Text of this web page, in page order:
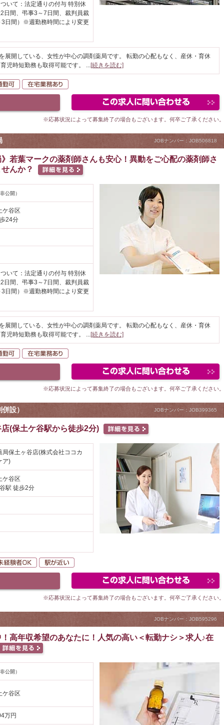
いて：法定通りの付与 特別休
日間、弔事3～7日間、裁判員裁
3日間）※週勤務時間により変更
展開している、女性が中心の調剤薬局です。 転勤の心配もなく、産休・育休
児時短勤務も取得可能です。 ...[続きを読む]
自動車通勤可
※応募状況によって募集終了の場合もございます。何卒ご了承ください。
JOBナンバー：JOB506818
若葉マークの薬剤師さんも安心！異動をご心配の薬剤師さ
んか？
公開）
ケ谷区
24分
いて：法定通りの付与 特別休
日間、弔事3～7日間、裁判員裁
3日間）※週勤務時間により変更
展開している、女性が中心の調剤薬局です。 転勤の心配もなく、産休・育休
児時短勤務も取得可能です。 ...[続きを読む]
自動車通勤可
※応募状況によって募集終了の場合もございます。何卒ご了承ください。
設） JOBナンバー：JOB399365
(保土ケ谷駅から徒歩2分)
保土ヶ谷店(株式会社ココカ
ア)
ケ谷区
駅 徒歩2分
なし 未経験者OK
※応募状況によって募集終了の場合もございます。何卒ご了承ください。
JOBナンバー：JOB595296
高年収希望のあなたに！人気の高い＜転勤ナシ＞求人♪在
公開）
ケ谷区
万円